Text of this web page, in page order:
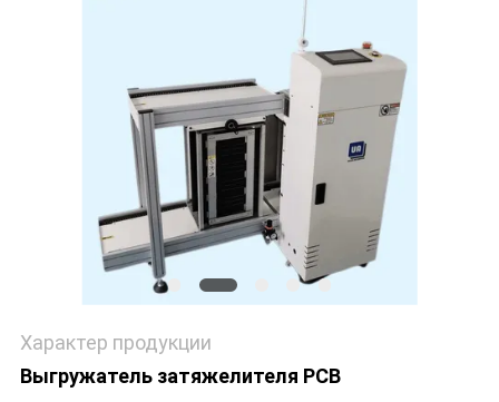
Характер продукции
Выгружатель затяжелителя PCB